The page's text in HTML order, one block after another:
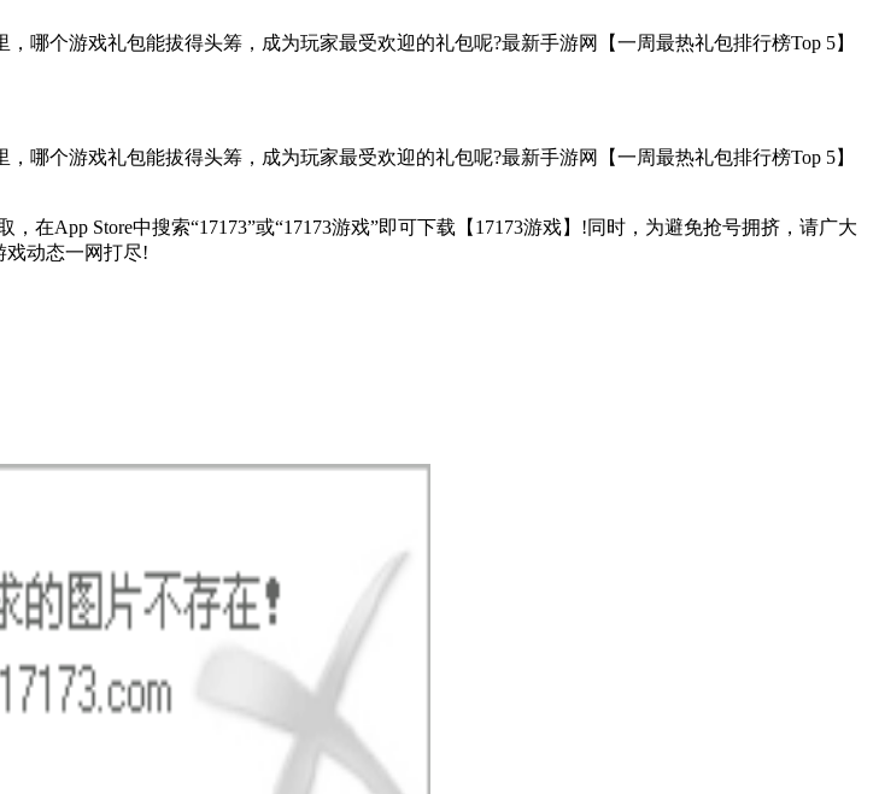
哪个游戏礼包能拔得头筹，成为玩家最受欢迎的礼包呢?最新手游网【一周最热礼包排行榜Top 5】
哪个游戏礼包能拔得头筹，成为玩家最受欢迎的礼包呢?最新手游网【一周最热礼包排行榜Top 5】
在App Store中搜索“17173”或“17173游戏”即可下载【17173游戏】!同时，为避免抢号拥挤，请广大
戏动态一网打尽!